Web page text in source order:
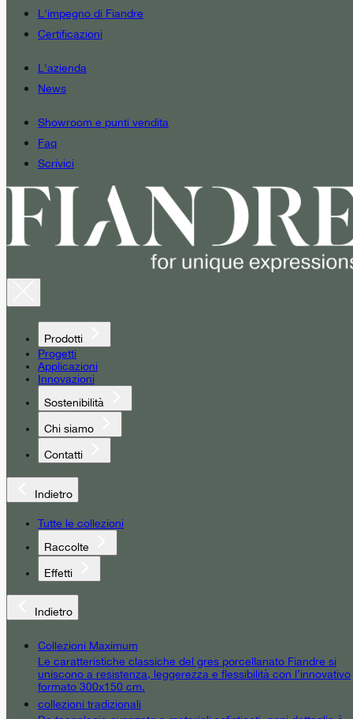
L'impegno di Fiandre
Certificazioni
L'azienda
News
Showroom e punti vendita
Faq
Scrivici
Prodotti
Progetti
Applicazioni
Innovazioni
Sostenibilità
Chi siamo
Contatti
Indietro
Tutte le collezioni
Raccolte
Effetti
Indietro
Collezioni Maximum
Le caratteristiche classiche del gres porcellanato Fiandre si
uniscono a resistenza, leggerezza e flessibilità con l’innovativo
formato 300x150 cm.
collezioni tradizionali